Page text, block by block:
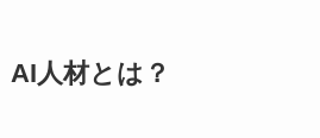
AI人材とは？